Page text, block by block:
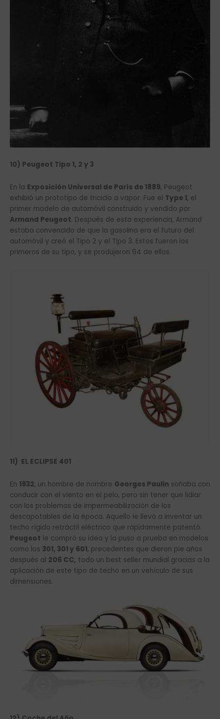
10) Peugeot Tipo 1, 2 y 3
En la Exposición Universal de París de 1889, Peugeot
exhibió un prototipo de triciclo a vapor. Fue el Type 1, el
primer modelo de automóvil construido y vendido por
Armand Peugeot. Después de esta experiencia, Armand
estaba convencido de que la gasolina era el futuro del
automóvil y creó el Tipo 2 y el Tipo 3. Estos fueron los
primeros de su tipo, y se produjeron 64 de ellos.
11) EL ECLIPSE 401
En 1932, un hombre de nombre Georges Paulin soñaba con
conducir con el viento en el pelo, pero sin tener que lidiar
con los problemas de impermeabilización de los
descapotables de la época. Aquello le llevó a inventar un
techo rígido retráctil eléctrico que rápidamente patentó.
Peugeot le compró su idea y la puso a prueba en modelos
como los 301, 301 y 601, precedentes que dieron pie años
después al 206 CC, todo un best seller mundial gracias a la
aplicación de este tipo de techo en un vehículo de sus
dimensiones.